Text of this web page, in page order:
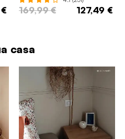
169,99 € 127,49 €
casa